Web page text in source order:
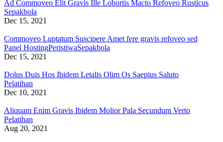
Ad Commoveo Elit Gravis Ille Lobortis Macto Refoveo Rusticus
Sepakbola
Dec 15, 2021
Commoveo Luptatum Suscipere Amet fere gravis refoveo sed
Panel HostingPeristiwaSepakbola
Dec 15, 2021
Dolus Duis Hos Ibidem Letalis Olim Os Saepius Saluto
Pelatihan
Dec 10, 2021
Aliquam Enim Gravis Ibidem Molior Pala Secundum Verto
Pelatihan
Aug 20, 2021